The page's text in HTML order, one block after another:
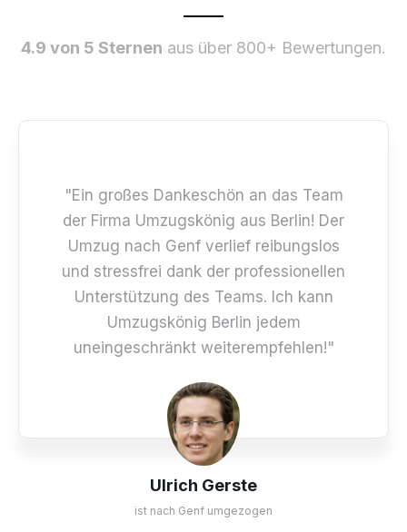
4.9 von 5 Sternen aus über 800+ Bewertungen.
Ulrich Gerste
ist nach Genf umgezogen
"Ein großes Dankeschön an das Team
der Firma Umzugskönig aus Berlin! Der
Umzug nach Genf verlief reibungslos
und stressfrei dank der professionellen
Unterstützung des Teams. Ich kann
Umzugskönig Berlin jedem
uneingeschränkt weiterempfehlen!"